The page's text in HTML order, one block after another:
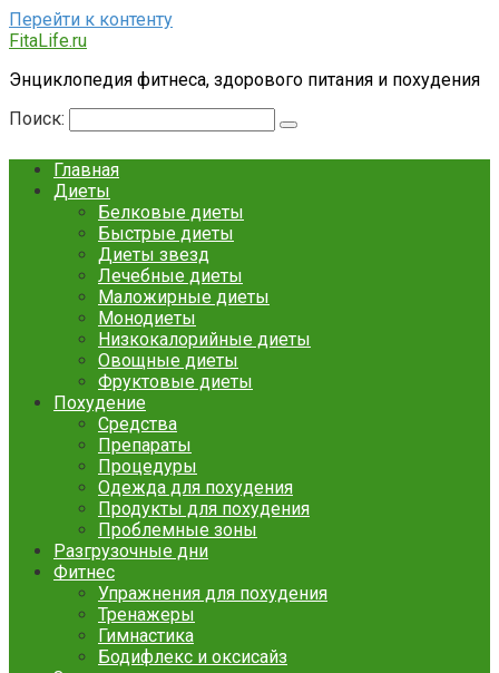
Перейти к контенту
FitaLife.ru
Энциклопедия фитнеса, здорового питания и похудения
Поиск:
Главная
Диеты
Белковые диеты
Быстрые диеты
Диеты звезд
Лечебные диеты
Маложирные диеты
Монодиеты
Низкокалорийные диеты
Овощные диеты
Фруктовые диеты
Похудение
Средства
Препараты
Процедуры
Одежда для похудения
Продукты для похудения
Проблемные зоны
Разгрузочные дни
Фитнес
Упражнения для похудения
Тренажеры
Гимнастика
Бодифлекс и оксисайз